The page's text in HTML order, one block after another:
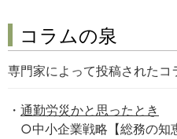
コラムの泉
専門家によって投稿されたコ
通勤労災かと思ったとき
○中小企業戦略【総務の知